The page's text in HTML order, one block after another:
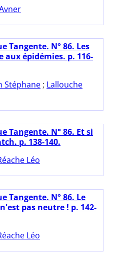
Tangente. N° 86. Les
aux épidémies. p. 116-
Stéphane ; Lallouche
Tangente. N° 86. Et si
p. 138-140.
Léo
Tangente. N° 86. Le
pas neutre ! p. 142-
Léo